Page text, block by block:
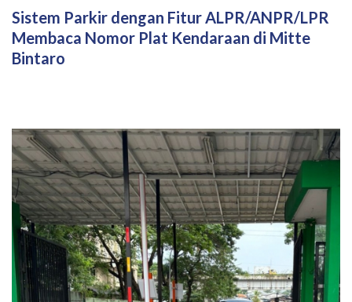
Sistem Parkir dengan Fitur ALPR/ANPR/LPR
Membaca Nomor Plat Kendaraan di Mitte
Bintaro